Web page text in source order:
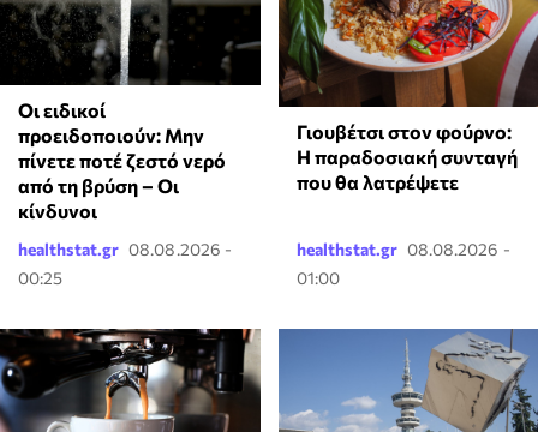
Οι ειδικοί
προειδοποιούν: Μην
πίνετε ποτέ ζεστό νερό
από τη βρύση – Οι
κίνδυνοι
healthstat.gr 08.08.2026 -
00:25
Γιουβέτσι στον φούρνο:
Η παραδοσιακή συνταγή
που θα λατρέψετε
healthstat.gr 08.08.2026 -
01:00